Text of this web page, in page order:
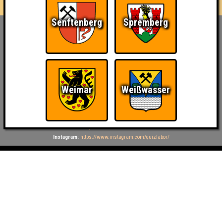
Inhaber & Geschäftsführer:
Sandower Straße 56
info@quizlabor.de
Impressum:
Impressum
Facebook: https://www.facebook.com/quizlabor
Instagram: https://www.instagram.com/quizlabor/
Senftenberg Spremberg
Weimar Weißwasser